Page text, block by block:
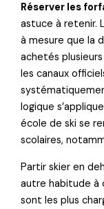
Réserver les
astuce à retenir.
à mesure que la
achetés
les canaux
logique
école de ski se
scolaires,
Partir skier en
autre habitude à
sont les plus